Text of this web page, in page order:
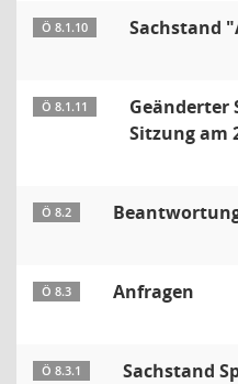
Ö 8.1.10 Sachstand
Ö 8.1.11
Geänderter
Sitzung am
Ö 8.2
Ö 8.3 Anfragen
Ö 8.3.1
Sachstand